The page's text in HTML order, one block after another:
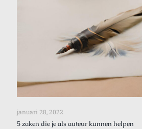
januari 28, 2022
5 zaken die je als auteur kunnen helpen